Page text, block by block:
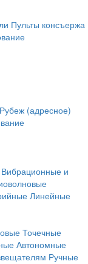
Пульты консъержа
Рубеж (адресное)
Вибрационные и
Линейные
Точечные
Автономные
Ручные